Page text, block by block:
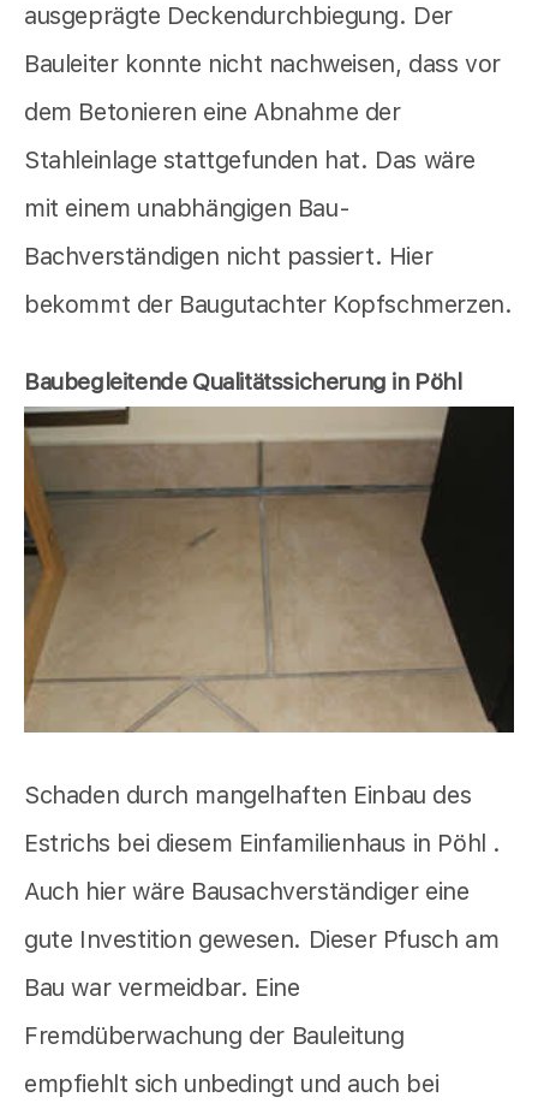
ausgeprägte Deckendurchbiegung. Der
Bauleiter konnte nicht nachweisen, dass vor
dem Betonieren eine Abnahme der
Stahleinlage stattgefunden hat. Das wäre
mit einem unabhängigen Bau-
Bachverständigen nicht passiert. Hier
bekommt der Baugutachter Kopfschmerzen.
Baubegleitende Qualitätssicherung in Pöhl
Schaden durch mangelhaften Einbau des
Estrichs bei diesem Einfamilienhaus in Pöhl .
Auch hier wäre Bausachverständiger eine
gute Investition gewesen. Dieser Pfusch am
Bau war vermeidbar. Eine
Fremdüberwachung der Bauleitung
empfiehlt sich unbedingt und auch bei